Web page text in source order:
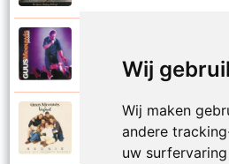
Wij
Wij maken
andere
uw
Proosten
Guus Meeuwis en Vagant